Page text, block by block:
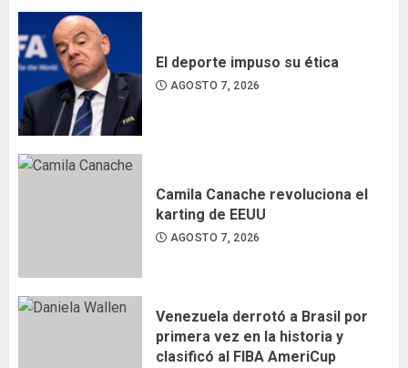
El deporte impuso su ética
AGOSTO 7, 2026
Camila Canache revoluciona el
karting de EEUU
AGOSTO 7, 2026
Venezuela derrotó a Brasil por
primera vez en la historia y
clasificó al FIBA AmeriCup